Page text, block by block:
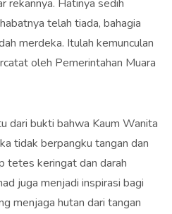
rekannya. Hatinya sedih
telah tiada, bahagia
merdeka. Itulah kemunculan
oleh Pemerintahan Muara
dari bukti bahwa Kaum Wanita
tidak berpangku tangan dan
tetes keringat dan darah
juga menjadi inspirasi bagi
menjaga hutan dari tangan